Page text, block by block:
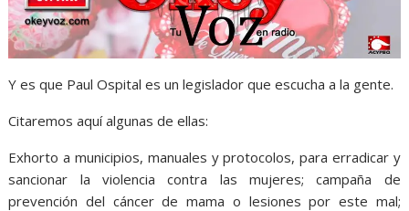
Y es que Paul Ospital es un legislador que escucha a la gente.
Citaremos aquí algunas de ellas:
Exhorto a municipios, manuales y protocolos, para erradicar y
sancionar la violencia contra las mujeres; campaña de
prevención del cáncer de mama o lesiones por este mal;